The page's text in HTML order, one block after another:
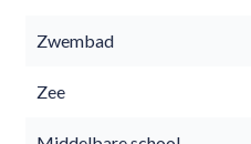
Zwembad
Zee